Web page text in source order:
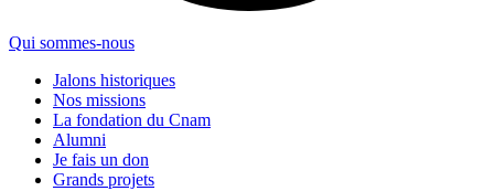
Qui sommes-nous
Jalons historiques
Nos missions
La fondation du Cnam
Alumni
Je fais un don
Grands projets